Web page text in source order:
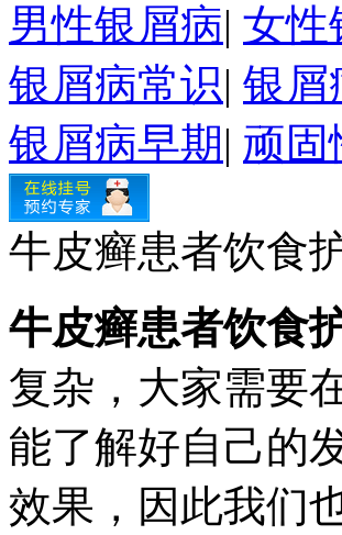
男性银屑病| 女性
银屑病常识| 银屑
银屑病早期| 顽固
牛皮癣患者饮食
牛皮癣患者饮食
复杂，大家需要
能了解好自己的
效果，因此我们